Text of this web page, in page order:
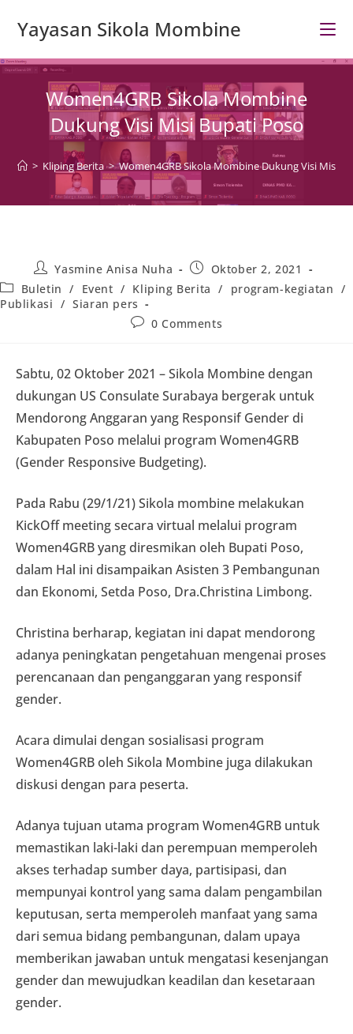
Yayasan Sikola Mombine
Women4GRB Sikola Mombine
Dukung Visi Misi Bupati Poso
> Kliping Berita > Women4GRB Sikola Mombine Dukung Visi Misi
Post
author:
Yasmine Anisa Nuha
Post
published:
Oktober 2, 2021
Post
category:
Buletin / Event / Kliping Berita / program-kegiatan /
Publikasi / Siaran pers
Post0 Comments
Sabtu, 02 Oktober 2021 – Sikola Mombine dengan
dukungan US Consulate Surabaya bergerak untuk
Mendorong Anggaran yang Responsif Gender di
Kabupaten Poso melalui program Women4GRB
(Gender Responsive Budgeting).
Pada Rabu (29/1/21) Sikola mombine melakukan
KickOff meeting secara virtual melalui program
Women4GRB yang diresmikan oleh Bupati Poso,
dalam Hal ini disampaikan Asisten 3 Pembangunan
dan Ekonomi, Setda Poso, Dra.Christina Limbong.
Christina berharap, kegiatan ini dapat mendorong
adanya peningkatan pengetahuan mengenai proses
perencanaan dan penganggaran yang responsif
gender.
Acara dimulai dengan sosialisasi program
Women4GRB oleh Sikola Mombine juga dilakukan
diskusi dengan para peserta.
Adanya tujuan utama program Women4GRB untuk
memastikan laki-laki dan perempuan memperoleh
akses terhadap sumber daya, partisipasi, dan
mempunyai kontrol yang sama dalam pengambilan
keputusan, serta memperoleh manfaat yang sama
dari semua bidang pembangunan, dalam upaya
memberikan jawaban untuk mengatasi kesenjangan
gender dan mewujudkan keadilan dan kesetaraan
gender.